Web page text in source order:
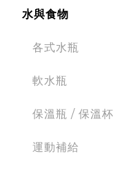
水與食物
各式水瓶
軟水瓶
保溫瓶 / 保溫杯
運動補給